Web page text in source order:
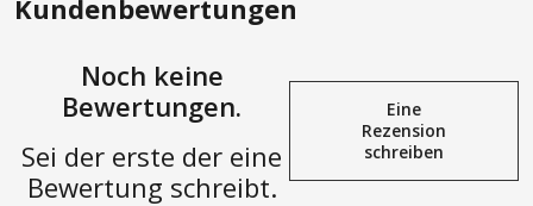
Kundenbewertungen
Noch keine
Bewertungen.
Sei der erste der eine
Bewertung schreibt.
Eine
Rezension
schreiben